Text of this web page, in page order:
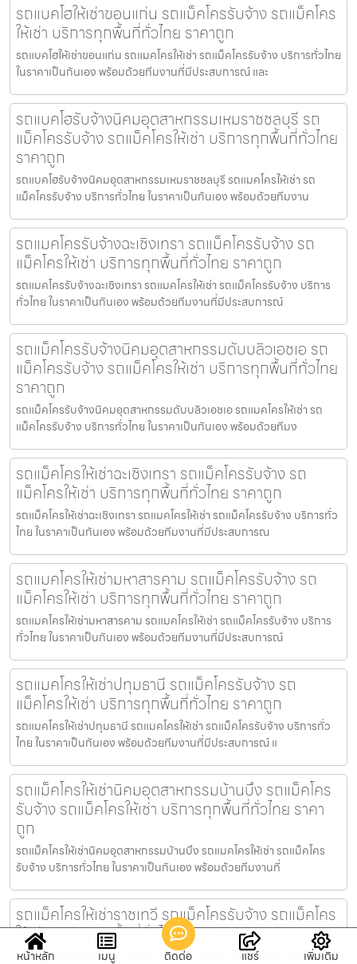
รถแบคโฮให้เช่าขอนแก่น รถแม็คโครรับจ้าง รถแม็คโคร
ให้เช่า บริการทุกพื้นที่ทั่วไทย ราคาถูก
รถแบคโฮให้เช่าขอนแก่น รถแมคโครให้เช่า รถแม็คโครรับจ้าง บริการทั่วไทย
ในราคาเป็นกันเอง พร้อมด้วยทีมงานที่มีประสบการณ์ และ
รถแบคโฮรับจ้างนิคมอุตสาหกรรมเหมราชชลบุรี รถ
แม็คโครรับจ้าง รถแม็คโครให้เช่า บริการทุกพื้นที่ทั่วไทย
ราคาถูก
รถแบคโฮรับจ้างนิคมอุตสาหกรรมเหมราชชลบุรี รถแมคโครให้เช่า รถ
แม็คโครรับจ้าง บริการทั่วไทย ในราคาเป็นกันเอง พร้อมด้วยทีมงาน
รถแมคโครรับจ้างฉะเชิงเทรา รถแม็คโครรับจ้าง รถ
แม็คโครให้เช่า บริการทุกพื้นที่ทั่วไทย ราคาถูก
รถแมคโครรับจ้างฉะเชิงเทรา รถแมคโครให้เช่า รถแม็คโครรับจ้าง บริการ
ทั่วไทย ในราคาเป็นกันเอง พร้อมด้วยทีมงานที่มีประสบการณ์
รถแม็คโครรับจ้างนิคมอุตสาหกรรมดับบลิวเอชเอ รถ
แม็คโครรับจ้าง รถแม็คโครให้เช่า บริการทุกพื้นที่ทั่วไทย
ราคาถูก
รถแม็คโครรับจ้างนิคมอุตสาหกรรมดับบลิวเอชเอ รถแมคโครให้เช่า รถ
แม็คโครรับจ้าง บริการทั่วไทย ในราคาเป็นกันเอง พร้อมด้วยทีมง
รถแม็คโครให้เช่าฉะเชิงเทรา รถแม็คโครรับจ้าง รถ
แม็คโครให้เช่า บริการทุกพื้นที่ทั่วไทย ราคาถูก
รถแม็คโครให้เช่าฉะเชิงเทรา รถแมคโครให้เช่า รถแม็คโครรับจ้าง บริการทั่ว
ไทย ในราคาเป็นกันเอง พร้อมด้วยทีมงานที่มีประสบการณ
รถแมคโครให้เช่ามหาสารคาม รถแม็คโครรับจ้าง รถ
แม็คโครให้เช่า บริการทุกพื้นที่ทั่วไทย ราคาถูก
รถแมคโครให้เช่ามหาสารคาม รถแมคโครให้เช่า รถแม็คโครรับจ้าง บริการ
ทั่วไทย ในราคาเป็นกันเอง พร้อมด้วยทีมงานที่มีประสบการณ์
รถแมคโครให้เช่าปทุมธานี รถแม็คโครรับจ้าง รถ
แม็คโครให้เช่า บริการทุกพื้นที่ทั่วไทย ราคาถูก
รถแมคโครให้เช่าปทุมธานี รถแมคโครให้เช่า รถแม็คโครรับจ้าง บริการทั่ว
ไทย ในราคาเป็นกันเอง พร้อมด้วยทีมงานที่มีประสบการณ์ แ
รถแม็คโครให้เช่านิคมอุตสาหกรรมบ้านบึง รถแม็คโคร
รับจ้าง รถแม็คโครให้เช่า บริการทุกพื้นที่ทั่วไทย ราคา
ถูก
รถแม็คโครให้เช่านิคมอุตสาหกรรมบ้านบึง รถแมคโครให้เช่า รถแม็คโคร
รับจ้าง บริการทั่วไทย ในราคาเป็นกันเอง พร้อมด้วยทีมงานที่
รถแม็คโครให้เช่าราชเทวี รถแม็คโครรับจ้าง รถแม็คโคร
ให้เช่า บริการทุกพื้นที่ทั่วไทย ราคาถูก
รถแม็คโครให้เช่าราชเทวี รถแมคโครให้เช่า รถแม็คโครรับจ้าง บริการทั่วไทย
หน้าหลัก เมนู ติดต่อ แชร์ เพิ่มเติม